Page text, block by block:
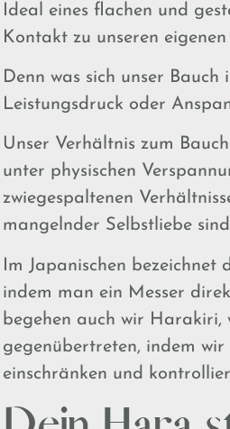
Ideal eines flachen und
Kontakt zu unseren
Denn was sich unser
Leistungsdruck oder
Unser Verhältnis zum
unter physischen
zwiegespaltenen
mangelnder Selbstliebe
Im Japanischen
indem man ein Messer
begehen auch wir Harakiri,
gegenübertreten, indem
einschränken und